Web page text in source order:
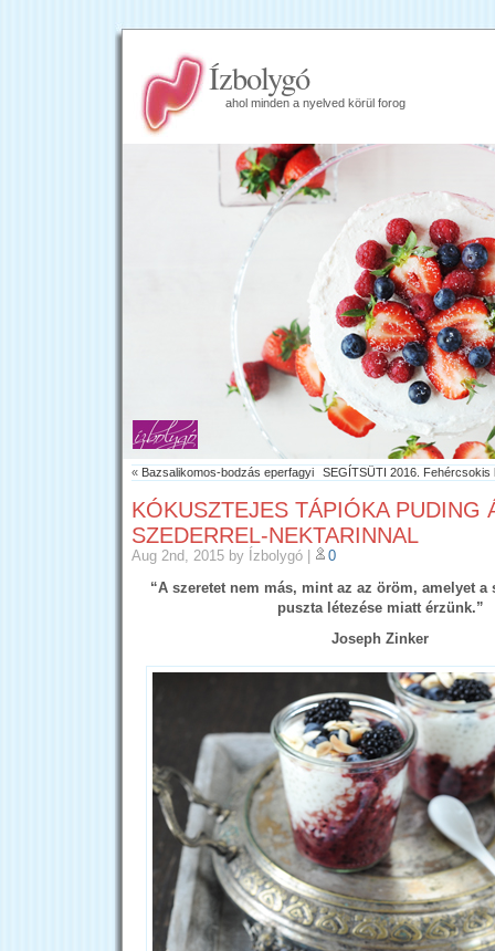
Ízbolygó
ahol minden a nyelved körül forog
« Bazsalikomos-bodzás eperfagyi SEGÍTSÜTI 2016.
KÓKUSZTEJES TÁPIÓKA PUDING
SZEDERREL-NEKTARINNAL
Aug 2nd, 2015 by Ízbolygó |
0
“A szeretet nem más, mint az az öröm, amelyet a
puszta létezése miatt érzünk.”
Joseph Zinker